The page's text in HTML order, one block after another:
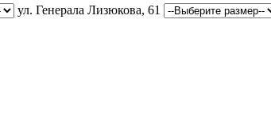
ул. Генерала Лизюкова, 61